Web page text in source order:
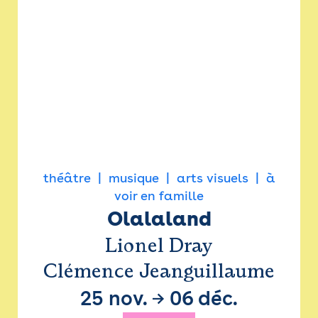
théâtre musique arts visuels
à
voir en famille
Olalaland
Lionel Dray
Clémence Jeanguillaume
25 nov. → 06 déc.